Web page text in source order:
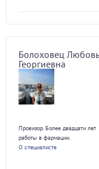
Болоховец Любовь
Георгиевна
Провизор. Более двадцати лет
работы в фармации.
О специалисте